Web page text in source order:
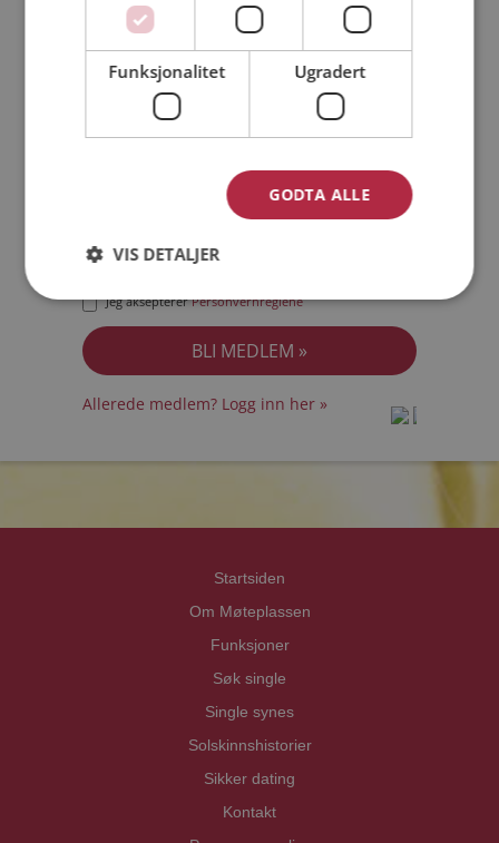
Jeg akseptererPersonvernreglene
Allerede medlem? Logg inn her »
Startsiden
Om Møteplassen
Funksjoner
Søk single
Single synes
Solskinnshistorier
Sikker dating
Kontakt
Funksjonalitet Ugradert
GODTA ALLE
VIS DETALJER